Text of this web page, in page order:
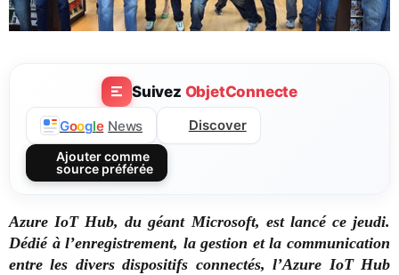
Suivez ObjetConnecte
Google News Discover
Ajouter comme
source préférée
Azure IoT Hub, du géant Microsoft, est lancé ce jeudi.
Dédié à l’enregistrement, la gestion et la communication
entre les divers dispositifs connectés, l’Azure IoT Hub